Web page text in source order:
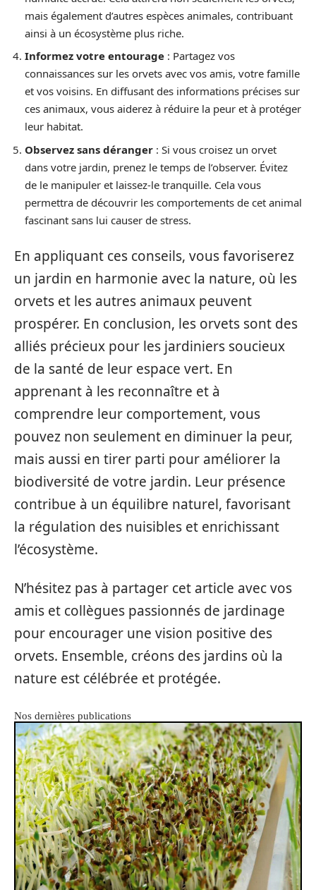
mais également d’autres espèces animales, contribuant
ainsi à un écosystème plus riche.
Informez votre entourage : Partagez vos
connaissances sur les orvets avec vos amis, votre famille
et vos voisins. En diffusant des informations précises sur
ces animaux, vous aiderez à réduire la peur et à protéger
leur habitat.
Observez sans déranger : Si vous croisez un orvet
dans votre jardin, prenez le temps de l’observer. Évitez
de le manipuler et laissez-le tranquille. Cela vous
permettra de découvrir les comportements de cet animal
fascinant sans lui causer de stress.
En appliquant ces conseils, vous favoriserez
un jardin en harmonie avec la nature, où les
orvets et les autres animaux peuvent
prospérer. En conclusion, les orvets sont des
alliés précieux pour les jardiniers soucieux
de la santé de leur espace vert. En
apprenant à les reconnaître et à
comprendre leur comportement, vous
pouvez non seulement en diminuer la peur,
mais aussi en tirer parti pour améliorer la
biodiversité de votre jardin. Leur présence
contribue à un équilibre naturel, favorisant
la régulation des nuisibles et enrichissant
l’écosystème.
N’hésitez pas à partager cet article avec vos
amis et collègues passionnés de jardinage
pour encourager une vision positive des
orvets. Ensemble, créons des jardins où la
nature est célébrée et protégée.
Nos dernières publications